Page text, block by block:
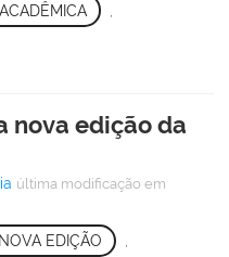
nova edição da
última modificação em
NOVA EDIÇÃO